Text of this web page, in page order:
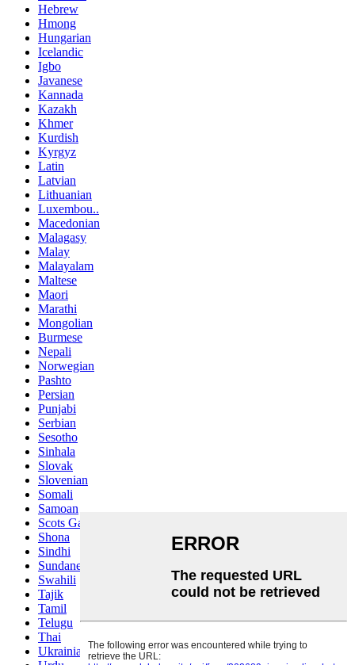
Hebrew
Hmong
Hungarian
Icelandic
Igbo
Javanese
Kannada
Kazakh
Khmer
Kurdish
Kyrgyz
Latin
Latvian
Lithuanian
Luxembou..
Macedonian
Malagasy
Malay
Malayalam
Maltese
Maori
Marathi
Mongolian
Burmese
Nepali
Norwegian
Pashto
Persian
Punjabi
Serbian
Sesotho
Sinhala
Slovak
Slovenian
Somali
Samoan
Scots Gaelic
Shona
Sindhi
Sundanese
Swahili
Tajik
Tamil
Telugu
Thai
Ukrainian